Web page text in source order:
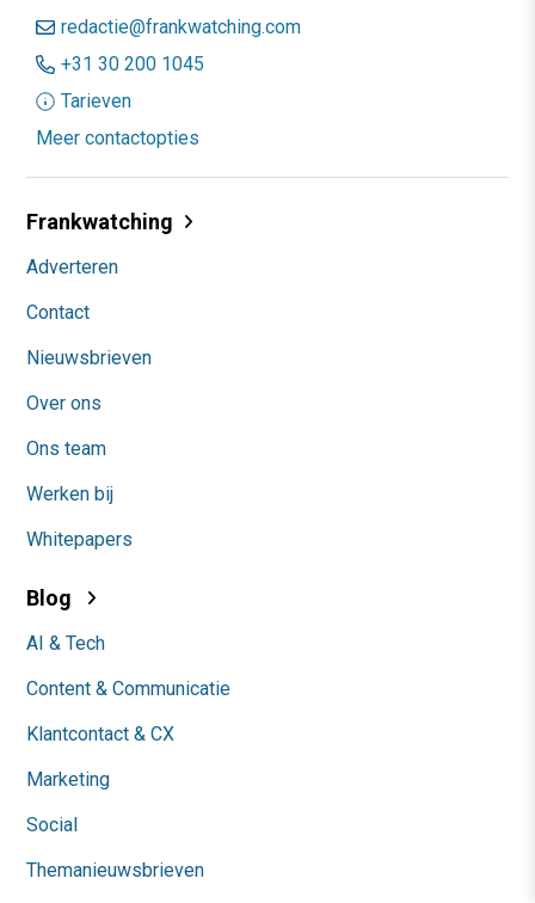
redactie@frankwatching.com
+31 30 200 1045
Tarieven
Meer contactopties
Frankwatching
Adverteren
Contact
Nieuwsbrieven
Over ons
Ons team
Werken bij
Whitepapers
Blog
AI & Tech
Content & Communicatie
Klantcontact & CX
Marketing
Social
Themanieuwsbrieven